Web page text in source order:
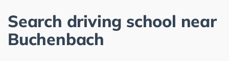
Search driving school near
Buchenbach